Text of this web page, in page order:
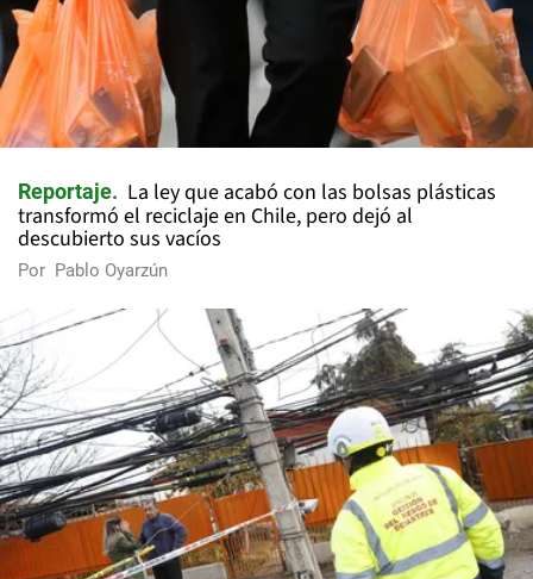
Reportaje
La ley que acabó con las bolsas plásticas
transformó el reciclaje en Chile, pero dejó al
descubierto sus vacíos
Por Pablo Oyarzún